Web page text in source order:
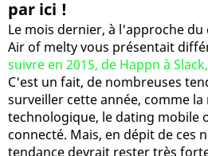
par ici !
Le mois dernier, à l'approche du
Air of melty vous présentait
suivre en 2015, de Happn à
C'est un fait, de nombreuses
surveiller cette année, comme
technologique, le dating mobile
connecté. Mais, en dépit de ces
tendance devrait rester très